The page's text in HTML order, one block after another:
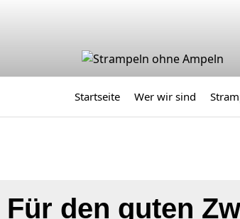
Startseite Wer wir sind
Für den guten